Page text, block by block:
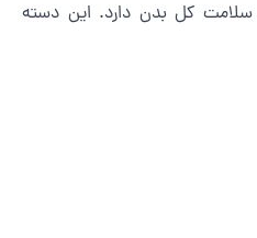
کل بدن دارد. این دسته